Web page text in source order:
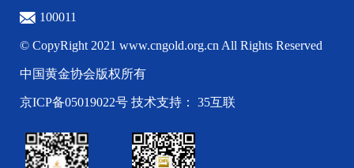
100011
© CopyRight 2021 www.cngold.org.cn All Rights Reserved
中国黄金协会版权所有
京ICP备05019022号技术支持： 35互联